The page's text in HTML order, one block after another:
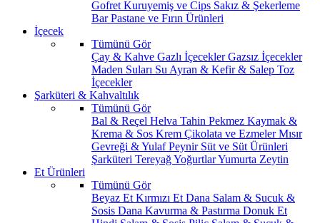
Gofret Kuruyemiş ve Cips Sakız & Şekerleme
BarPastane ve Fırın Ürünleri
İçecek
Tümünü Gör
Çay & Kahve Gazlı İçeceklerGazsız İçecekler
Maden Suları Su Ayran & Kefir & Salep Toz
İçecekler
Şarküteri & Kahvaltılık
Tümünü Gör
Bal & Reçel Helva Tahin Pekmez Kaymak &
Krema & Sos Krem Çikolata ve EzmelerMısır
Gevreği & YulafPeynir Süt ve Süt Ürünleri
Şarküteri TereyağYoğurtlarYumurta Zeytin
Et Ürünleri
Tümünü Gör
Beyaz Et Kırmızı Et Dana Salam & Sucuk &
Sosis Dana Kavurma & Pastırma Donuk Et